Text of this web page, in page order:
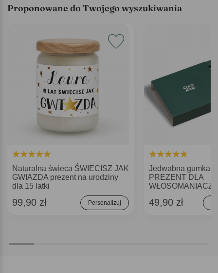
Proponowane do Twojego wyszukiwania
Naturalna świeca ŚWIECISZ JAK
GWIAZDA prezent na urodziny
dla 15 latki
99,90 zł Personalizuj
Jedwabna gumka
PREZENT DLA
49,90 zł